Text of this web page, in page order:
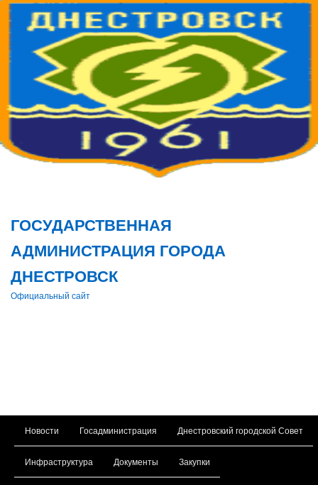
ГОСУДАРСТВЕННАЯ
АДМИНИСТРАЦИЯ ГОРОДА
ДНЕСТРОВСК
Официальный сайт
Перейти к основному содержимому
Новости Госадминистрация Днестровский городской Совет
Инфраструктура Документы Закупки